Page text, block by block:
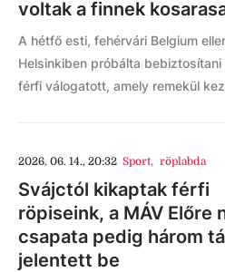
voltak a finnek
A hétfő esti, fehérvári Belgium
Helsinkiben próbálta
férfi válogatott, amely remekül
2026. 06. 14., 20:32 Sport, röplabda
Svájctól kikaptak férfi
röpiseink, a MÁV Előre
csapata pedig három
jelentett be